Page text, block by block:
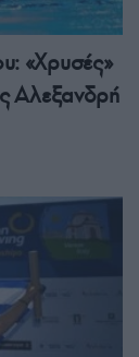
«Χρυσές»
Αλεξανδρή